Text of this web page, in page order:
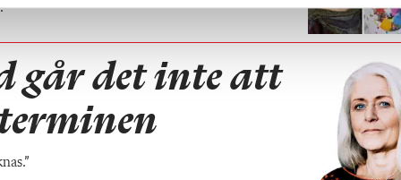
går det inte att